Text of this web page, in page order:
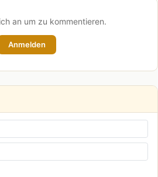
an um zu kommentieren.
Anmelden